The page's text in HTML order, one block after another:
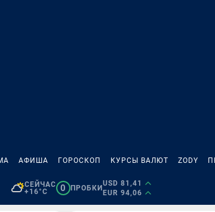
АФИША ГОРОСКОП КУРСЫ ВАЛЮТ ZODY
СЕЙЧАС
+16°C
0 ПРОБКИ
USD 81,41
EUR 94,06